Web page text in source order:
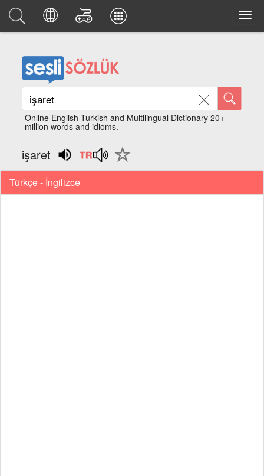
Online English Turkish and Multilingual Dictionary 20+
million words and idioms.
işaret
Türkçe - İngilizce